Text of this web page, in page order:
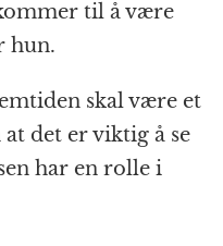
til å være
hun.
skal være et
det er viktig å se
har en rolle i